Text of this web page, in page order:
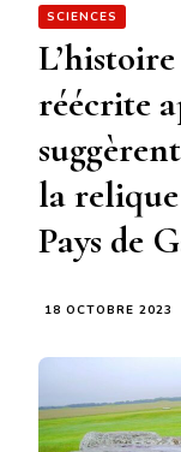
SCIENCES
réécrite
la
Pays de
18 OCTOBRE 2023